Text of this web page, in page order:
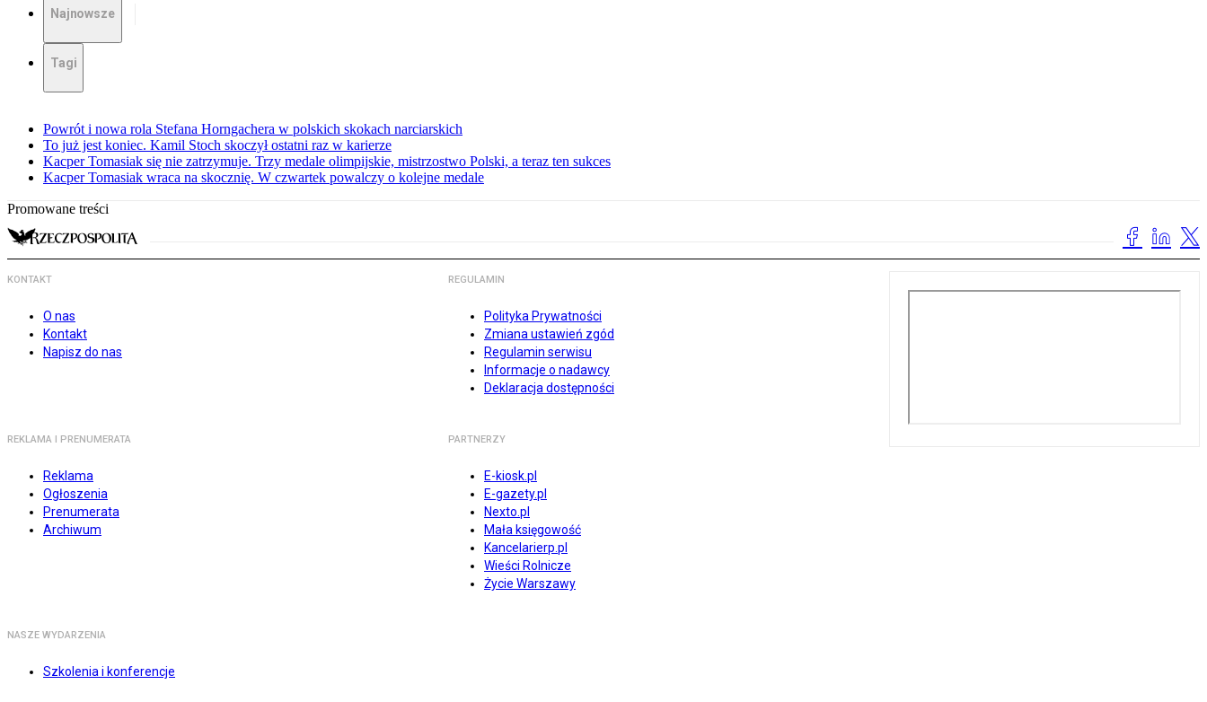
Najnowsze
Tagi
Powrót i nowa rola Stefana Horngachera w polskich skokach narciarskich
To już jest koniec. Kamil Stoch skoczył ostatni raz w karierze
Kacper Tomasiak się nie zatrzymuje. Trzy medale olimpijskie, mistrzostwo Polski, a teraz ten sukces
Kacper Tomasiak wraca na skocznię. W czwartek powalczy o kolejne medale
Promowane treści
KONTAKT
O nas
Kontakt
Napisz do nas
REGULAMIN
Polityka Prywatności
Zmiana ustawień zgód
Regulamin serwisu
Informacje o nadawcy
Deklaracja dostępności
REKLAMA I PRENUMERATA
Reklama
Ogłoszenia
Prenumerata
Archiwum
PARTNERZY
E-kiosk.pl
E-gazety.pl
Nexto.pl
Mała księgowość
Kancelarierp.pl
Wieści Rolnicze
Życie Warszawy
NASZE WYDARZENIA
Szkolenia i konferencje